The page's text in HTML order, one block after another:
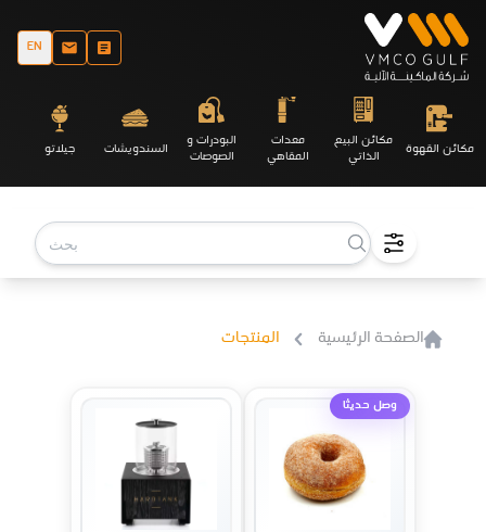
EN
مكائن القهوة مكائن البيع
الذاتي
معدات
المقاهي
البودرات و
الصوصات السندويشات جيلاتو
الصفحة الرئيسية المنتجات
وصل حديثا